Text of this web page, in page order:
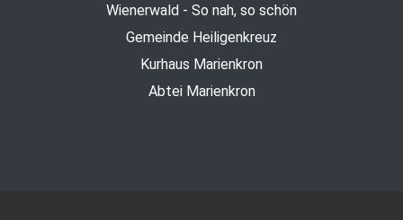
Wienerwald - So nah, so schön
Gemeinde Heiligenkreuz
Kurhaus Marienkron
Abtei Marienkron